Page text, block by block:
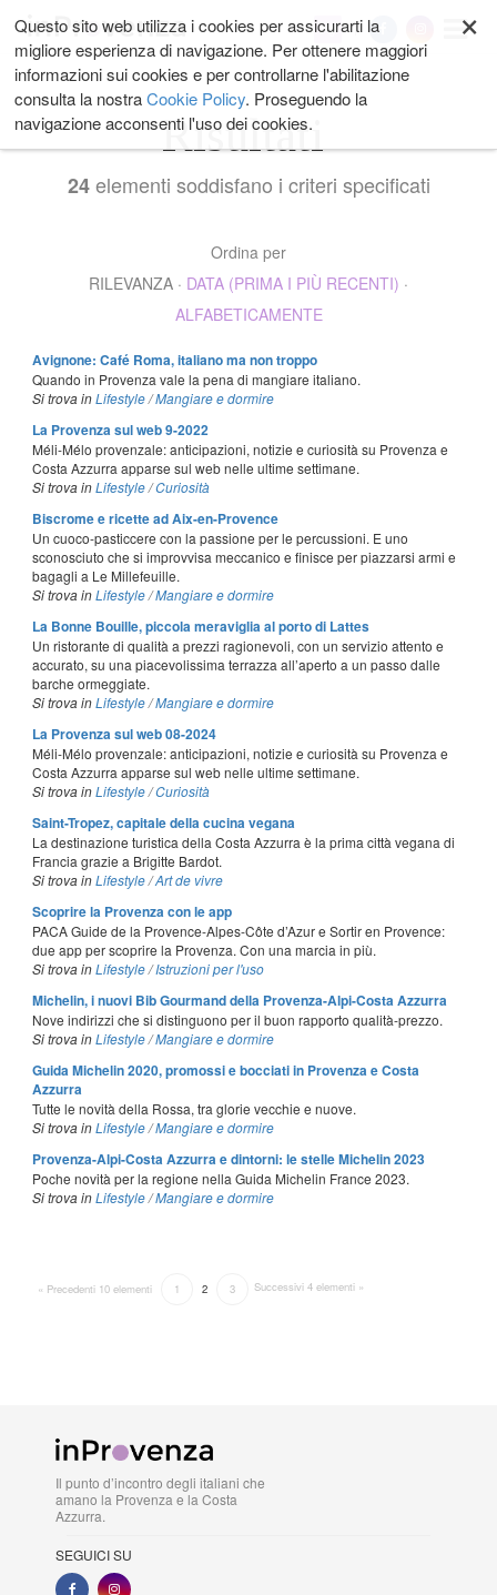
ai
contenuti.
|
Salta
alla
navigazione
My ×
Questo sito web utilizza i cookies per assicurarti la
migliore esperienza di navigazione. Per ottenere maggiori
informazioni sui cookies e per controllarne l'abilitazione
consulta la nostraCookie Policy. Proseguendo la
navigazione acconsenti l'uso dei cookies.
Risultati
24elementi soddisfano i criteri specificati
Ordina per
RILEVANZA · DATA (PRIMA I PIÙ RECENTI) ·
ALFABETICAMENTE
Avignone: Café Roma, italiano ma non troppo
Quando in Provenza vale la pena di mangiare italiano.
Si trova in Lifestyle /Mangiare e dormire
La Provenza sul web 9-2022
Méli-Mélo provenzale: anticipazioni, notizie e curiosità su Provenza e
Costa Azzurra apparse sul web nelle ultime settimane.
Si trova in Lifestyle /Curiosità
Biscrome e ricette ad Aix-en-Provence
Un cuoco-pasticcere con la passione per le percussioni. E uno
sconosciuto che si improvvisa meccanico e finisce per piazzarsi armi e
bagagli a Le Millefeuille.
Si trova in Lifestyle /Mangiare e dormire
La Bonne Bouille, piccola meraviglia al porto di Lattes
Un ristorante di qualità a prezzi ragionevoli, con un servizio attento e
accurato, su una piacevolissima terrazza all’aperto a un passo dalle
barche ormeggiate.
Si trova in Lifestyle /Mangiare e dormire
La Provenza sul web 08-2024
Méli-Mélo provenzale: anticipazioni, notizie e curiosità su Provenza e
Costa Azzurra apparse sul web nelle ultime settimane.
Si trova in Lifestyle /Curiosità
Saint-Tropez, capitale della cucina vegana
La destinazione turistica della Costa Azzurra è la prima città vegana di
Francia grazie a Brigitte Bardot.
Si trova in Lifestyle /Art de vivre
Scoprire la Provenza con le app
PACA Guide de la Provence-Alpes-Côte d’Azur e Sortir en Provence:
due app per scoprire la Provenza. Con una marcia in più.
Si trova in Lifestyle /Istruzioni per l'uso
Michelin, i nuovi Bib Gourmand della Provenza-Alpi-Costa Azzurra
Nove indirizzi che si distinguono per il buon rapporto qualità-prezzo.
Si trova in Lifestyle /Mangiare e dormire
Guida Michelin 2020, promossi e bocciati in Provenza e Costa
Azzurra
Tutte le novità della Rossa, tra glorie vecchie e nuove.
Si trova in Lifestyle /Mangiare e dormire
Provenza-Alpi-Costa Azzurra e dintorni: le stelle Michelin 2023
Poche novità per la regione nella Guida Michelin France 2023.
Si trova in Lifestyle /Mangiare e dormire
« Precedenti 10 elementi Successivi 4 elementi »
1 2 3
Il punto d’incontro degli italiani che
amano la Provenza e la Costa
Azzurra.
SEGUICI SU